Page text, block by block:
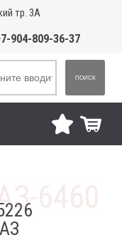
тр. 3А
904-809-36-37
ПОИСК